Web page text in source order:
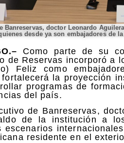
Banreservas, doctor Leonardo
desde ya son embajadores de
Como parte de su
de Reservas incorporó a
Feliz como
la proyección
programas de
del país.
de Banreservas,
de la institución a
escenarios
residente en el